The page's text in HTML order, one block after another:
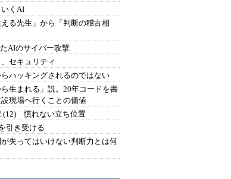
くAI
る先生」から「判断の稽古相
AIのサイバー攻撃
セキュリティ
ハッキングされるのではない
ら生まれる」説。20年コードを書
現場へ行くことの価値
(12) 慣れない立ち位置
引き受ける
失ってはいけない判断力とは何